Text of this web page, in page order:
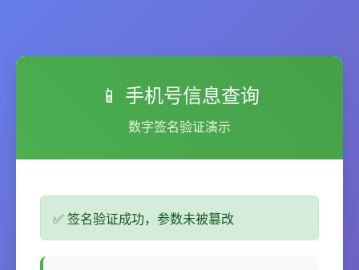
📱 手机号信息查询
数字签名验证演示
✅ 签名验证成功，参数未被篡改